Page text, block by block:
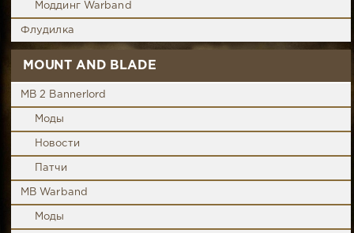
Моддинг Warband
Флудилка
MOUNT AND BLADE
MB 2 Bannerlord
Моды
Новости
Патчи
MB Warband
Моды